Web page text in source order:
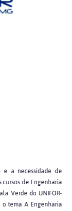
a necessidade de
de Engenharia
Verde do UNIFOR-
tema A Engenharia